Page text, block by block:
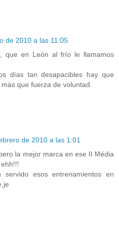
de 2010 a las 11:05
que en León al frío le llamamos
días tan desapacibles hay que
que fuerza de voluntad.
de 2010 a las 1:01
la mejor marca en ese II Média
esos entrenamientos en